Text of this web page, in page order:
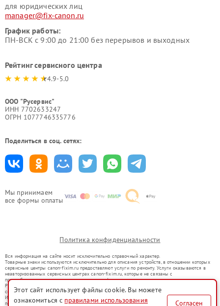
Мы принимаем
все формы оплаты
для юридических лиц
manager@fix-canon.ru
График работы:
ПН-ВСК с 9:00 до 21:00 без перерывов и выходных
Рейтинг сервисного центра
4.9-5.0
ООО "Русервис"
ИНН 7702633247
ОГРН 1077746335776
Поделиться в соц. сетях:
Политика конфиденциальности
Вся информация на сайте носит исключительно справочный характер.
Товарные знаки используются исключительно для описания устройств, в отношении которых
сервисные центры canon-fixim.ru предоставляют услуги по ремонту. Услуги оказываются в
неавторизованных сервисных центрах canon-fixim.ru, которые не связаны с
правообладателями товарных знаков или их официальными представителями.
Ремонт осуществляется для устройств, уже введенных в гражданский оборот в соответствии
со статьей 1487 ГК РФ.
Использование товарных знаков не преследует цели индивидуализации услуг или введения
потребителей в заблуждение, а служит для информирования о предоставляемых услугах по
Этот сайт использует файлы cookie. Вы можете
ознакомиться с правилами использования Согласен